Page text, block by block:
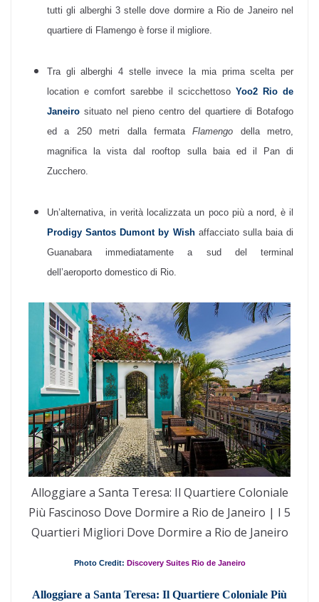
tutti gli alberghi 3 stelle dove dormire a Rio de Janeiro nel
quartiere di Flamengo è forse il migliore.
Tra gli alberghi 4 stelle invece la mia prima scelta per
location e comfort sarebbe il scicchettoso Yoo2 Rio de
Janeiro situato nel pieno centro del quartiere di Botafogo
ed a 250 metri dalla fermataFlamengo della metro,
magnifica la vista dal rooftop sulla baia ed il Pan di
Zucchero.
Un’alternativa, in verità localizzata un poco più a nord, è il
Prodigy Santos Dumont by Wishaffacciato sulla baia di
Guanabara immediatamente a sud del terminal
dell’aeroporto domestico di Rio.
Alloggiare a Santa Teresa: Il Quartiere Coloniale
Più Fascinoso Dove Dormire a Rio de Janeiro | I 5
Quartieri Migliori Dove Dormire a Rio de Janeiro
Photo Credit: Discovery Suites Rio de Janeiro
Alloggiare a Santa Teresa: Il Quartiere Coloniale Più